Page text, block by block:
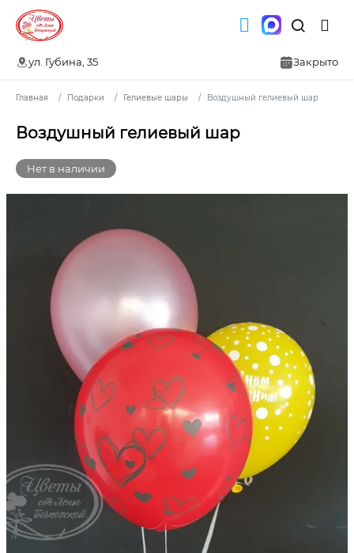
ул. Губина, 35 Закрыто
Главная Подарки Гелиевые шары Воздушный гелиевый шар
Воздушный гелиевый шар
Нет в наличии